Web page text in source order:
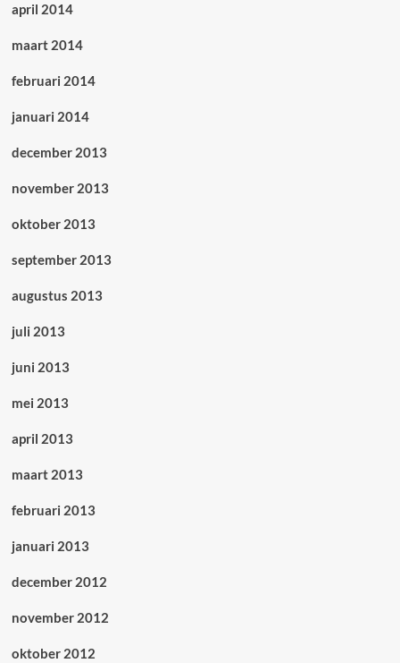
april 2014
maart 2014
februari 2014
januari 2014
december 2013
november 2013
oktober 2013
september 2013
augustus 2013
juli 2013
juni 2013
mei 2013
april 2013
maart 2013
februari 2013
januari 2013
december 2012
november 2012
oktober 2012